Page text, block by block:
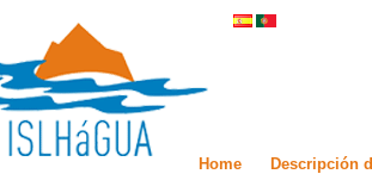
Home Descripción